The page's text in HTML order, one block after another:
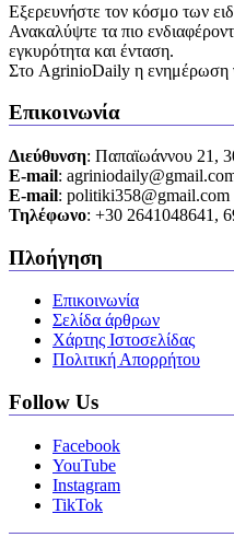
Εξερευνήστε τον κόσμο των
Ανακαλύψτε τα πιο
εγκυρότητα και ένταση.
Στο AgrinioDaily η ενημέρωση
Επικοινωνία
Διεύθυνση: Παπαϊωάννου 21,
Ε-mail:
Ε-mail: politiki358@gmail.com
Τηλέφωνο: +30 2641048641,
Πλοήγηση
Επικοινωνία
Σελίδα άρθρων
Χάρτης Ιστοσελίδας
Πολιτική Απορρήτου
Follow Us
Facebook
YouTube
Instagram
TikTok